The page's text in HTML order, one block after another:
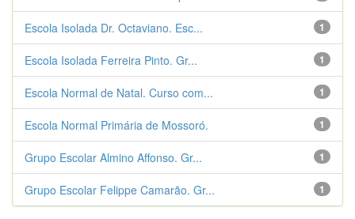
1
Escola Isolada Dr. Octaviano. Esc...
1
Escola Isolada Ferreira Pinto. Gr...
1
Escola Normal de Natal. Curso com...
1
Escola Normal Primária de Mossoró.
1
Grupo Escolar Almino Affonso. Gr...
1
Grupo Escolar Felippe Camarão. Gr...